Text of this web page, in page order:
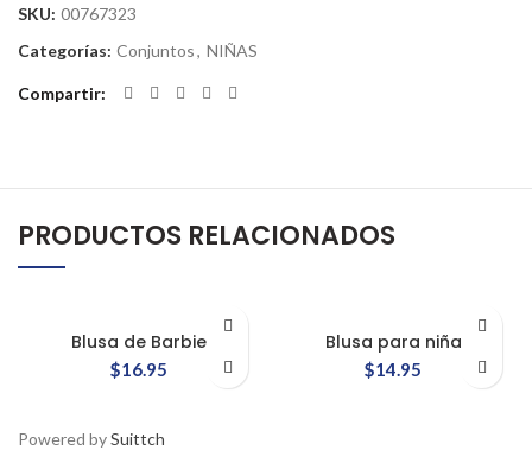
SKU: 00767323
Categorías: Conjuntos, NIÑAS
Compartir
PRODUCTOS RELACIONADOS
Blusa de Barbie
$16.95
Blusa para niña
$14.95
Powered bySuittch